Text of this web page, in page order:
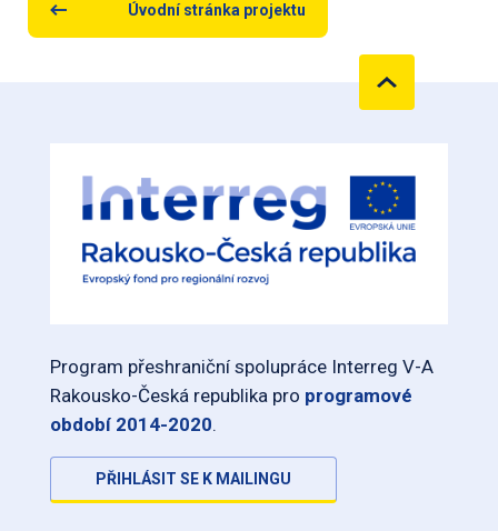
Úvodní stránka projektu
Program přeshraniční spolupráce Interreg V-A
Rakousko-Česká republika pro programové
období 2014-2020.
PŘIHLÁSIT SE K MAILINGU